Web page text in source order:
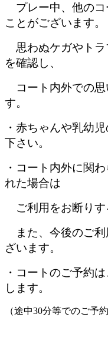
プレー中、他のコ
ことがございます。
思わぬケガやト
を確認し、
コート内外での思
す。
・赤ちゃんや乳幼
下さい。
・コート内外に関
れた場合は
ご利用をお断りす
また、今後のご利
ざいます。
・コートのご予約
します。
（途中30分等でのご予